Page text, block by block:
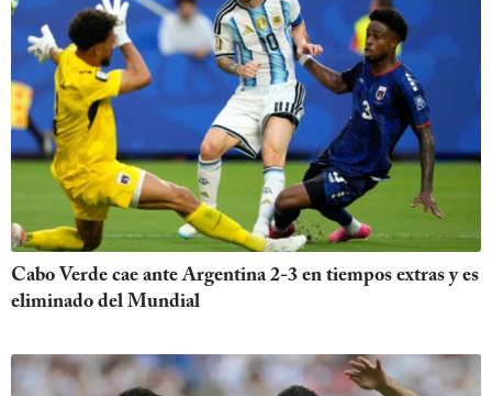
Cabo Verde cae ante Argentina 2-3 en tiempos extras y es
eliminado del Mundial